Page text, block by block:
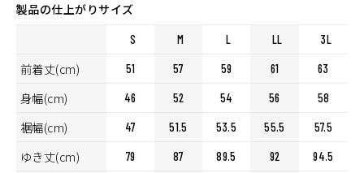
製品の仕上がりサイズ
S M L LL 3L
前着丈(cm) 51 57 59 61 63
身幅(cm) 46 52 54 56 58
裾幅(cm) 47 51.5 53.5 55.5 57.5
ゆき丈(cm) 79 87 89.5 92 94.5